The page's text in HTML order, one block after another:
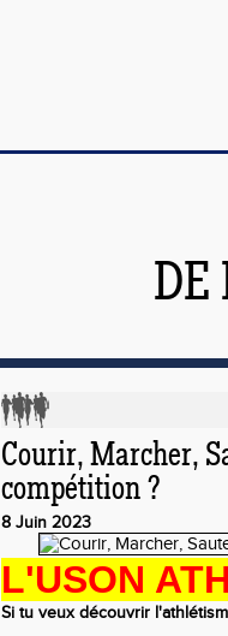
DE
Courir, Marcher,
compétition ?
8 Juin 2023
L'USON
Si tu veux découvrir